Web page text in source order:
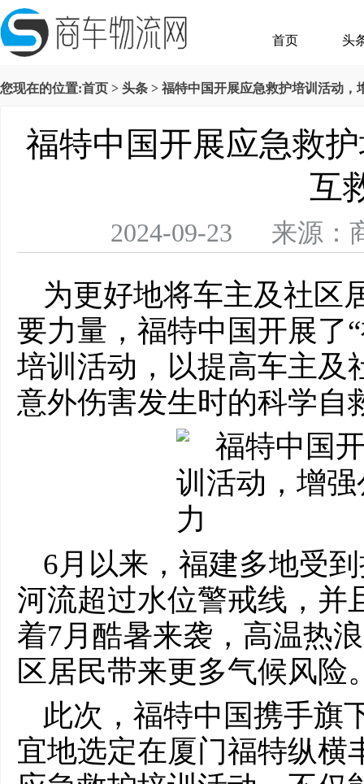
首页 头
您现在的位置:首页 > 头条 > 福特中国开展应急救护培训活动，
福特中国开展应急救
互
2024-09-23 来源：
为更好地将车主及社区
要力量，福特中国开展了
培训活动，以提高车主及
意外伤害发生时的科学自
6月以来，福建多地受
河流超过水位警戒线，并
着7月酷暑来袭，高温热
区居民带来更多气候风险
此次，福特中国携手旗
宜地选定在厦门福特纵横